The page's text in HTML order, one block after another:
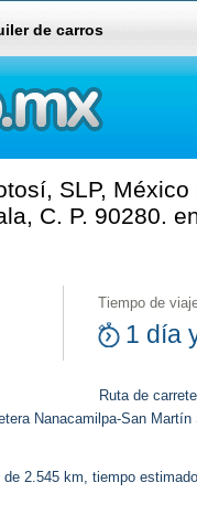
de carros
SLP,
C. P. 90280.
Tiempo de
1 día
Ruta de
Nanacamilpa-San
2.545 km, tiempo